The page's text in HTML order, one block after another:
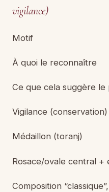
vigilance)
Motif
À quoi le reconnaître
Ce que cela suggère le
Vigilance (conservation)
Médaillon (toranj)
Rosace/ovale central +
Composition